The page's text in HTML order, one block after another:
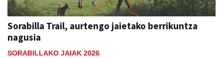
Sorabilla Trail, aurtengo jaietako berrikuntza
nagusia
SORABILLAKO JAIAK 2026